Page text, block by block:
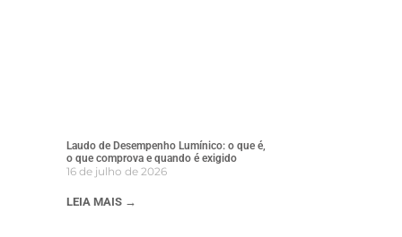
Laudo de Desempenho Lumínico: o que é,
o que comprova e quando é exigido
16 de julho de 2026
LEIA MAIS →